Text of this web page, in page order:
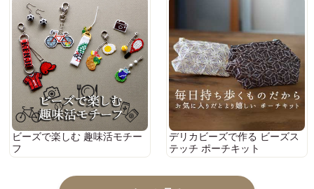
ビーズで楽しむ 趣味活モチー
フ
デリカビーズで作る ビーズス
テッチ ポーチキット